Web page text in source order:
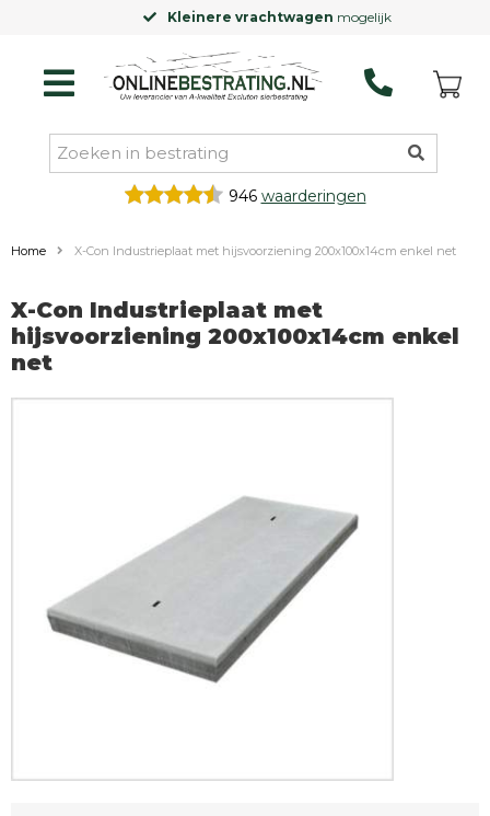
Kleinere vrachtwagenmogelijk
946 waarderingen
Home X-Con Industrieplaat met hijsvoorziening 200x100x14cm enkel net
X-Con Industrieplaat met
hijsvoorziening 200x100x14cm enkel
net